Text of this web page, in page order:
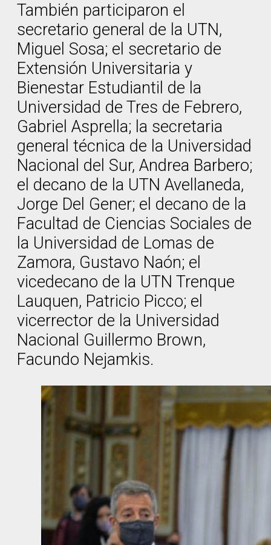
También participaron el
secretario general de la UTN,
Miguel Sosa; el secretario de
Extensión Universitaria y
Bienestar Estudiantil de la
Universidad de Tres de Febrero,
Gabriel Asprella; la secretaria
general técnica de la Universidad
Nacional del Sur, Andrea Barbero;
el decano de la UTN Avellaneda,
Jorge Del Gener; el decano de la
Facultad de Ciencias Sociales de
la Universidad de Lomas de
Zamora, Gustavo Naón; el
vicedecano de la UTN Trenque
Lauquen, Patricio Picco; el
vicerrector de la Universidad
Nacional Guillermo Brown,
Facundo Nejamkis.